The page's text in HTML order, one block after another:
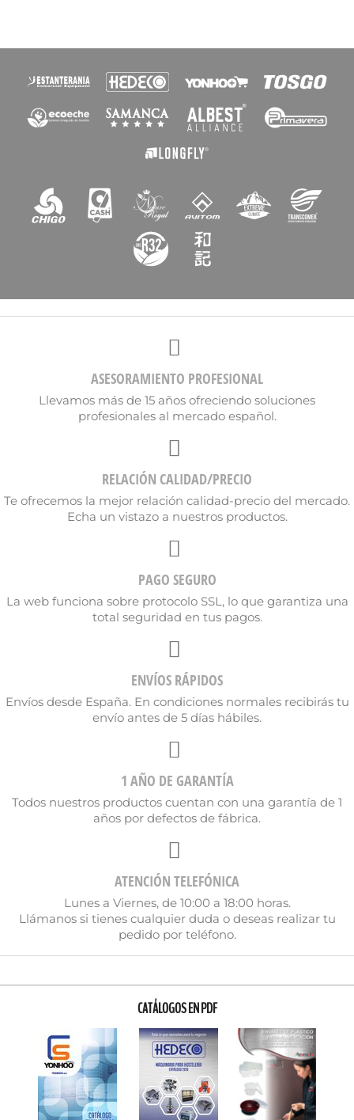
ASESORAMIENTO PROFESIONAL
Llevamos más de 15 años ofreciendo soluciones
profesionales al mercado español.
RELACIÓN CALIDAD/PRECIO
Te ofrecemos la mejor relación calidad-precio del mercado.
Echa un vistazo a nuestros productos.
PAGO SEGURO
La web funciona sobre protocolo SSL, lo que garantiza una
total seguridad en tus pagos.
ENVÍOS RÁPIDOS
Envíos desde España. En condiciones normales recibirás tu
envío antes de 5 días hábiles.
1 AÑO DE GARANTÍA
Todos nuestros productos cuentan con una garantía de 1
años por defectos de fábrica.
ATENCIÓN TELEFÓNICA
Lunes a Viernes, de 10:00 a 18:00 horas.
Llámanos si tienes cualquier duda o deseas realizar tu
pedido por teléfono.
CATÁLOGOS EN PDF
Crear lista de deseos ×
Nombre de la lista de deseos
Cancelar Crear lista de deseos